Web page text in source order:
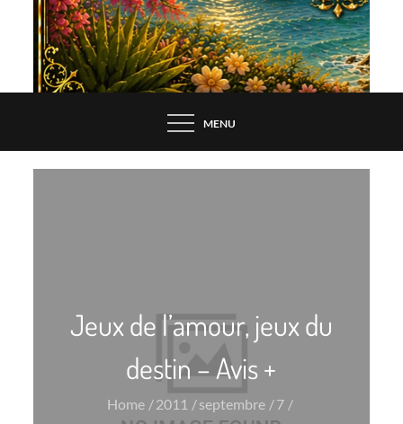
MENU
Jeux de l’amour, jeux du
destin – Avis +
Home 2011 septembre
7